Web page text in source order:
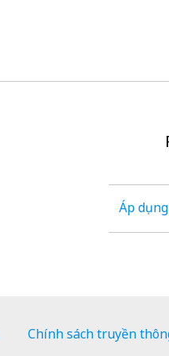
Áp
Chính sách truyền